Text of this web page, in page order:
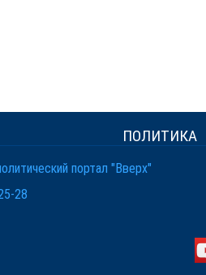
ПОЛИТИКА
портал "Вверх"
28